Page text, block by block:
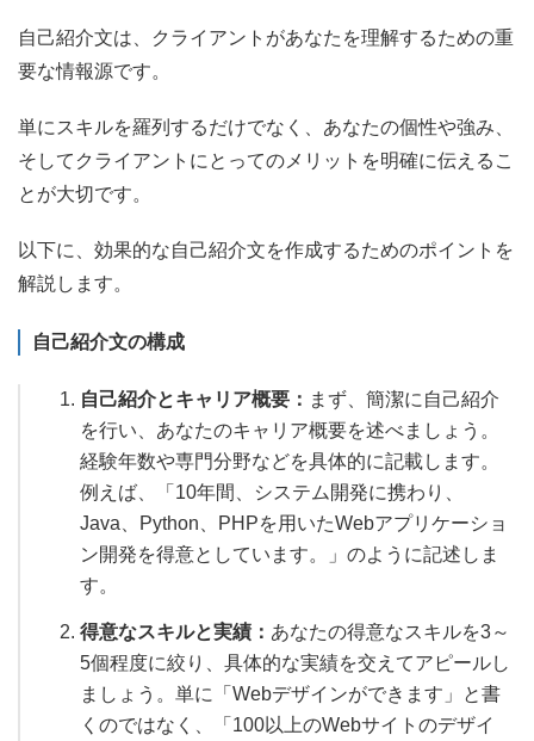
自己紹介文は、クライアントがあなたを理解するための重
要な情報源です。
単にスキルを羅列するだけでなく、あなたの個性や強み、
そしてクライアントにとってのメリットを明確に伝えるこ
とが大切です。
以下に、効果的な自己紹介文を作成するためのポイントを
解説します。
自己紹介文の構成
自己紹介とキャリア概要： まず、簡潔に自己紹介
を行い、あなたのキャリア概要を述べましょう。
経験年数や専門分野などを具体的に記載します。
例えば、「10年間、システム開発に携わり、
Java、Python、PHPを用いたWebアプリケーショ
ン開発を得意としています。」のように記述しま
す。
得意なスキルと実績： あなたの得意なスキルを3～
5個程度に絞り、具体的な実績を交えてアピールし
ましょう。単に「Webデザインができます」と書
くのではなく、「100以上のWebサイトのデザイ